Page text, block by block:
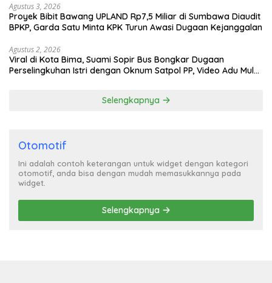
Agustus 3, 2026
Proyek Bibit Bawang UPLAND Rp7,5 Miliar di Sumbawa Diaudit
BPKP, Garda Satu Minta KPK Turun Awasi Dugaan Kejanggalan
Agustus 2, 2026
Viral di Kota Bima, Suami Sopir Bus Bongkar Dugaan
Perselingkuhan Istri dengan Oknum Satpol PP, Video Adu Mulut
Selengkapnya
Otomotif
Ini adalah contoh keterangan untuk widget dengan kategori
otomotif, anda bisa dengan mudah memasukkannya pada
widget.
Selengkapnya